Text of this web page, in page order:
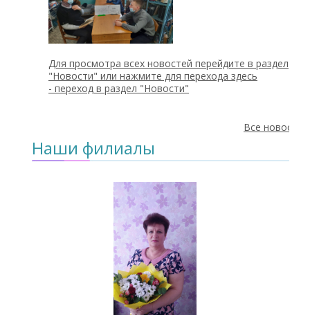
Для просмотра всех новостей перейдите в раздел
"Новости" или нажмите для перехода здесь
- переход в раздел "Новости"
Все новости
Наши филиалы